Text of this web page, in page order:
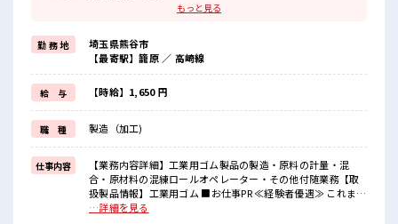
≪適度な残業でお給料UP≫
残業は月20時間未満で、
ほどよく稼げます♪
≪週休2日制≫
週末は家族や友人と一緒にプライベート満喫！
≪動きやすい制服アリ≫
制服があるので、
毎日の服装の悩み解消♪
≪様々なお仕事をご提案≫
一人で悩まず気軽に相談できる、
派遣のお仕事です！
■職場の雰囲気
もっと見る
勤 務 地
埼玉県熊谷市
【最寄駅】籠原 ／ 高崎線
給 与 【時給】1,650 円
職 種 製造（加工)
仕事内容
【業務内容詳細】工業用ゴム製品の製造・原料の計量・混
合・原材料の混練ロールオペレーター・その他付随業務【取
扱製品情報】工業用ゴム ■お仕事PR ≪経験者優遇≫ これまで
の経験を活かしませんか？ ブランクがあっても大丈夫♪ 経験
…詳細を見る